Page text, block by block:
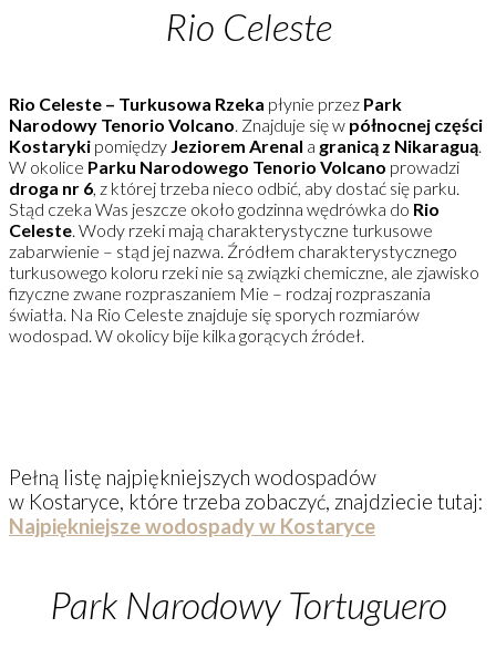
Rio Celeste
Rio Celeste – Turkusowa Rzeka płynie przez Park
Narodowy Tenorio Volcano. Znajduje się w północnej części
Kostaryki pomiędzy Jeziorem Arenal a granicą z Nikaraguą.
W okolice Parku Narodowego Tenorio Volcano prowadzi
droga nr 6, z której trzeba nieco odbić, aby dostać się parku.
Stąd czeka Was jeszcze około godzinna wędrówka do Rio
Celeste. Wody rzeki mają charakterystyczne turkusowe
zabarwienie – stąd jej nazwa. Źródłem charakterystycznego
turkusowego koloru rzeki nie są związki chemiczne, ale zjawisko
fizyczne zwane rozpraszaniem Mie – rodzaj rozpraszania
światła. Na Rio Celeste znajduje się sporych rozmiarów
wodospad. W okolicy bije kilka gorących źródeł.
Pełną listę najpiękniejszych wodospadów
w Kostaryce, które trzeba zobaczyć, znajdziecie tutaj:
Najpiękniejsze wodospady w Kostaryce
Park Narodowy Tortuguero